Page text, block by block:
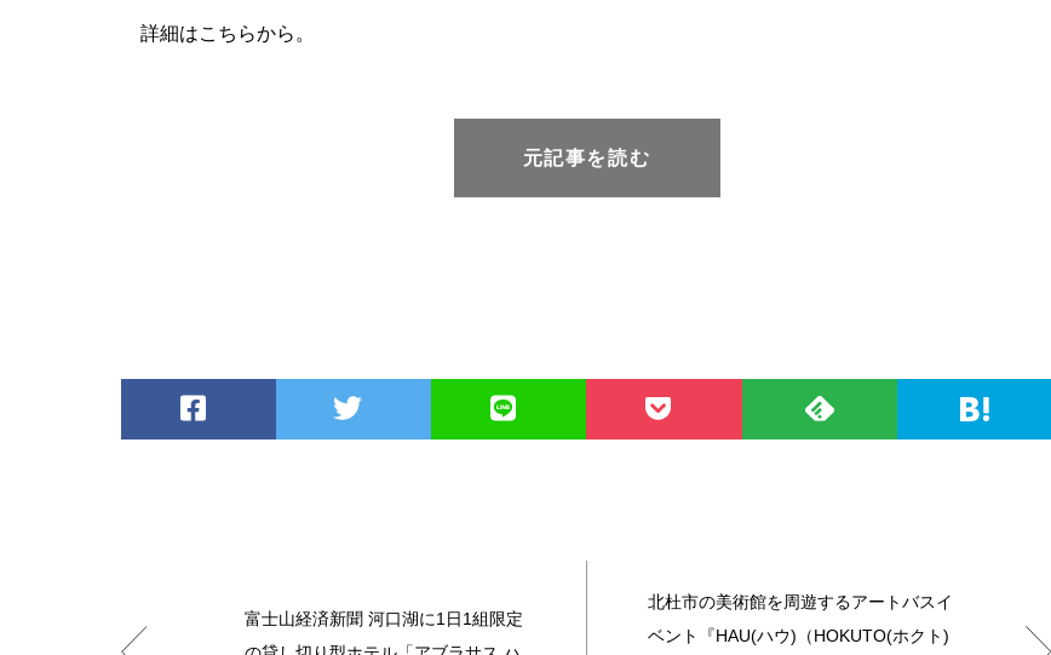
詳細はこちらから。
元記事を読む
富士山経済新聞 河口湖に1日1組限定
北杜市の美術館を周遊するアートバスイ
ベント『HAU(ハウ)（HOKUTO(ホクト)